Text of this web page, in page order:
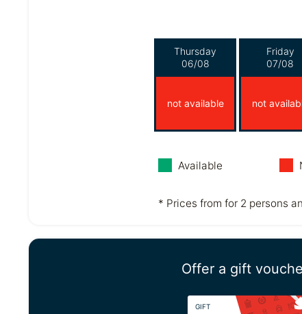
Thursday
06/08
not available
Friday
07/08
not
Available
* Prices from for 2 persons
Offer a gift
GIFT